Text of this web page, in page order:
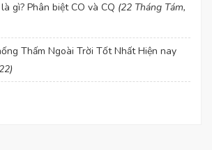
gì? Phân biệt CO và CQ (22 Tháng Tám,
Thấm Ngoài Trời Tốt Nhất Hiện nay